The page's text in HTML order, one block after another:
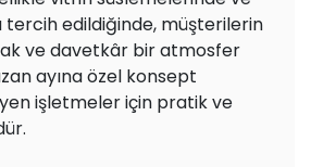
tercih edildiğinde, müşterilerin
ve davetkâr bir atmosfer
ayına özel konsept
işletmeler için pratik ve